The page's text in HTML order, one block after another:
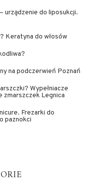
urządzenie do liposukcji.
Keratyna do włosów
na podczerwień Poznań
Wypełniacze
zmarszczek Legnica
Frezarki do
paznokci